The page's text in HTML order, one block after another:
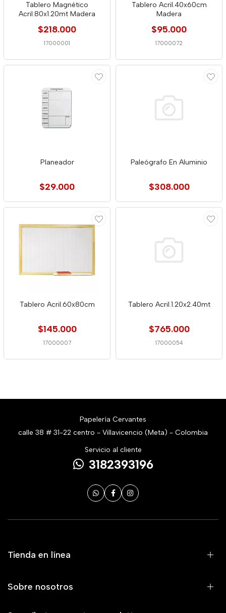
Tablero Magnético
Acril.80x1.20mt Madera
$218.000
17000001
Tablero Acril.40x60cm
Madera
$95.000
17000072
Planeador
$29.000
Paleógrafo En Aluminio
$308.000
Tablero Acril.60x80cm
$145.000
17000007
Tablero Acril.1.20x2.40mt
$765.000
17000054
Papelería Cervantes
calle 38 # 31-22 centro - Villavicencio (Meta) - Colombia
Servicio al cliente
3182393196
Tienda en línea
Sobre nosotros